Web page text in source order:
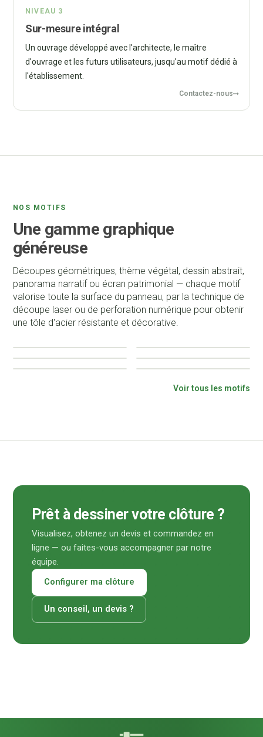
NIVEAU 3
Sur-mesure intégral
Un ouvrage développé avec l'architecte, le maître
d'ouvrage et les futurs utilisateurs, jusqu'au motif dédié à
l'établissement.
Contactez-nous
NOS MOTIFS
Une gamme graphique
généreuse
Découpes géométriques, thème végétal, dessin abstrait,
panorama narratif ou écran patrimonial — chaque motif
valorise toute la surface du panneau, par la technique de
découpe laser ou de perforation numérique pour obtenir
une tôle d'acier résistante et décorative.
Patrimoine
Régulier
Végétal
Scénographie
Voir tous les motifs
Prêt à dessiner votre clôture ?
Visualisez, obtenez un devis et commandez en
ligne — ou faites-vous accompagner par notre
équipe.
Configurer ma clôture
Un conseil, un devis ?